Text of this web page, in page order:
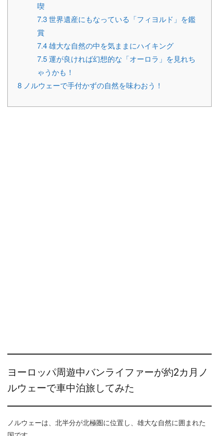
喫
7.3世界遺産にもなっている「フィヨルド」を鑑
賞
7.4雄大な自然の中を気ままにハイキング
7.5運が良ければ幻想的な「オーロラ」を見れち
ゃうかも！
8 ノルウェーで手付かずの自然を味わおう！
ヨーロッパ周遊中バンライファーが約2カ月ノ
ルウェーで車中泊旅してみた
ノルウェーは、北半分が北極圏に位置し、雄大な自然に囲まれた